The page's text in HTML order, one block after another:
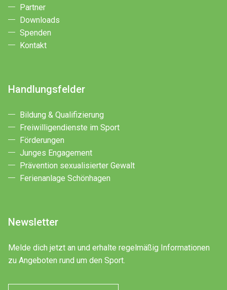
Partner
Downloads
Spenden
Kontakt
Handlungsfelder
Bildung & Qualifizierung
Freiwilligendienste im Sport
Förderungen
Junges Engagement
Prävention sexualisierter Gewalt
Ferienanlage Schönhagen
Newsletter
Melde dich jetzt an und erhalte regelmäßig Informationen
zu Angeboten rund um den Sport.